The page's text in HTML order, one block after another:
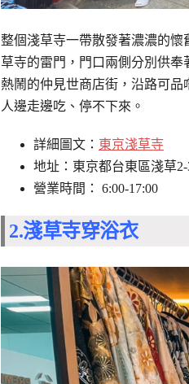
整個淺草寺一帶散發著濃濃的
草寺的雷門，門口兩側分別供
熱鬧的仲見世商店街，沿路可
人邊走邊吃、停不下來。
詳細圖文： 東京淺草寺
地址：東京都台東區淺草2-
營業時間： 6:00-17:00
2.淺草寺穿浴衣